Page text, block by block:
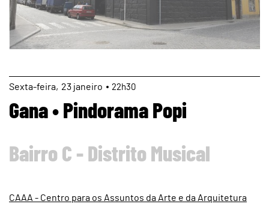
page
23 janeiro
Sexta 22h30
Gana • Pindorama Popi
Bairro C - Distrito Musical
CAAA - Centro para os Assuntos da Arte e da Arquitetura